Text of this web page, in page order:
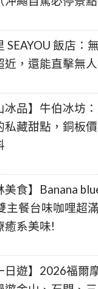
SEAYOU 飯店：
近，還能直擊無人
冰品】牛伯冰坊
私藏甜點，銅板
美食】Banana
主餐台味咖哩超
癒系美味!
日遊】2026福爾